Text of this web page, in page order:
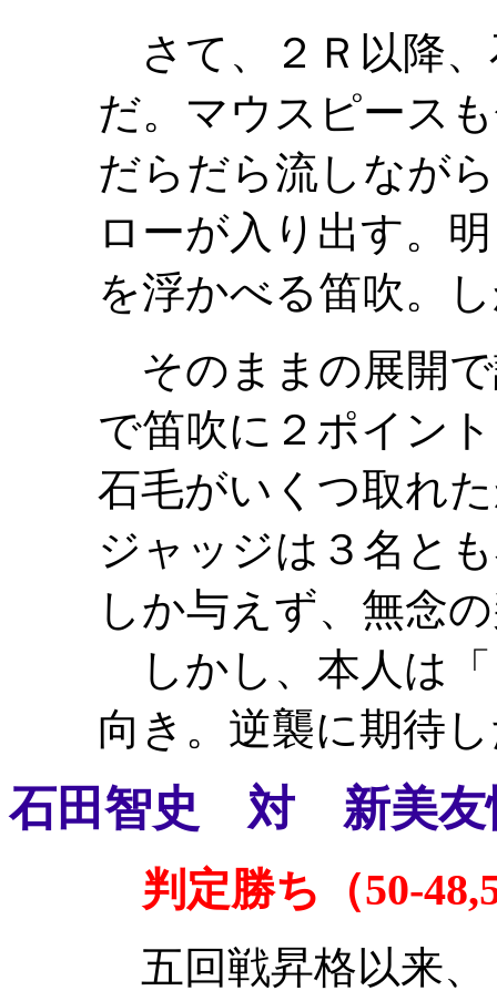
さて、２Ｒ以降
だ。マウスピース
だらだら流しなが
ローが入り出す。
を浮かべる笛吹。
そのままの展開
で笛吹に２ポイン
石毛がいくつ取れ
ジャッジは３名と
しか与えず、無念
しかし、本人は
向き。逆襲に期待
石田智史 対 新美友
判定勝ち（50-
五回戦昇格以来、